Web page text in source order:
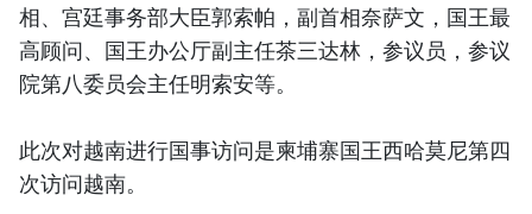
相、宫廷事务部大臣郭索帕，副首相奈萨文，国王最
高顾问、国王办公厅副主任茶三达林，参议员，参议
院第八委员会主任明索安等。
此次对越南进行国事访问是柬埔寨国王西哈莫尼第四
次访问越南。